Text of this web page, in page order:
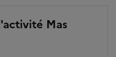
Mas